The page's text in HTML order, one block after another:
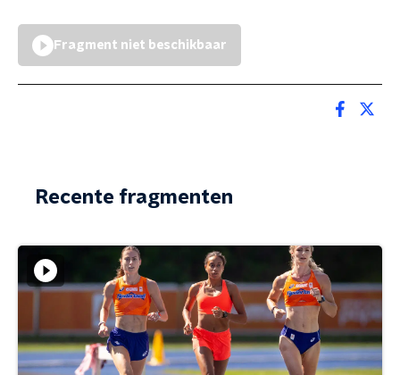
Fragment niet beschikbaar
Recente fragmenten